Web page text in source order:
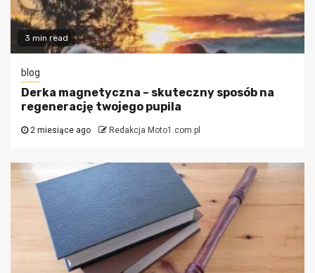
3 min read
blog
Derka magnetyczna – skuteczny sposób na
regenerację twojego pupila
2 miesiące ago Redakcja Moto1.com.pl